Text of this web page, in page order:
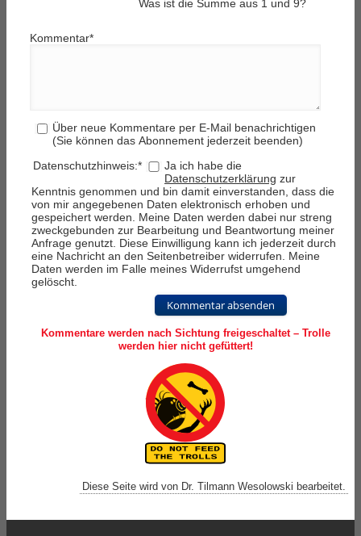
Was ist die Summe aus 1 und 9?
Kommentar*
Über neue Kommentare per E-Mail benachrichtigen
(Sie können das Abonnement jederzeit beenden)
Datenschutzhinweis:*
Ja ich habe die
Datenschutzerklärung zur
Kenntnis genommen und bin damit einverstanden, dass die
von mir angegebenen Daten elektronisch erhoben und
gespeichert werden. Meine Daten werden dabei nur streng
zweckgebunden zur Bearbeitung und Beantwortung meiner
Anfrage genutzt. Diese Einwilligung kann ich jederzeit durch
eine Nachricht an den Seitenbetreiber widerrufen. Meine
Daten werden im Falle meines Widerrufst umgehend
gelöscht.
Kommentar absenden
Kommentare werden nach Sichtung freigeschaltet – Trolle
werden hier nicht gefüttert!
Diese Seite wird von Dr. Tilmann Wesolowski bearbeitet.